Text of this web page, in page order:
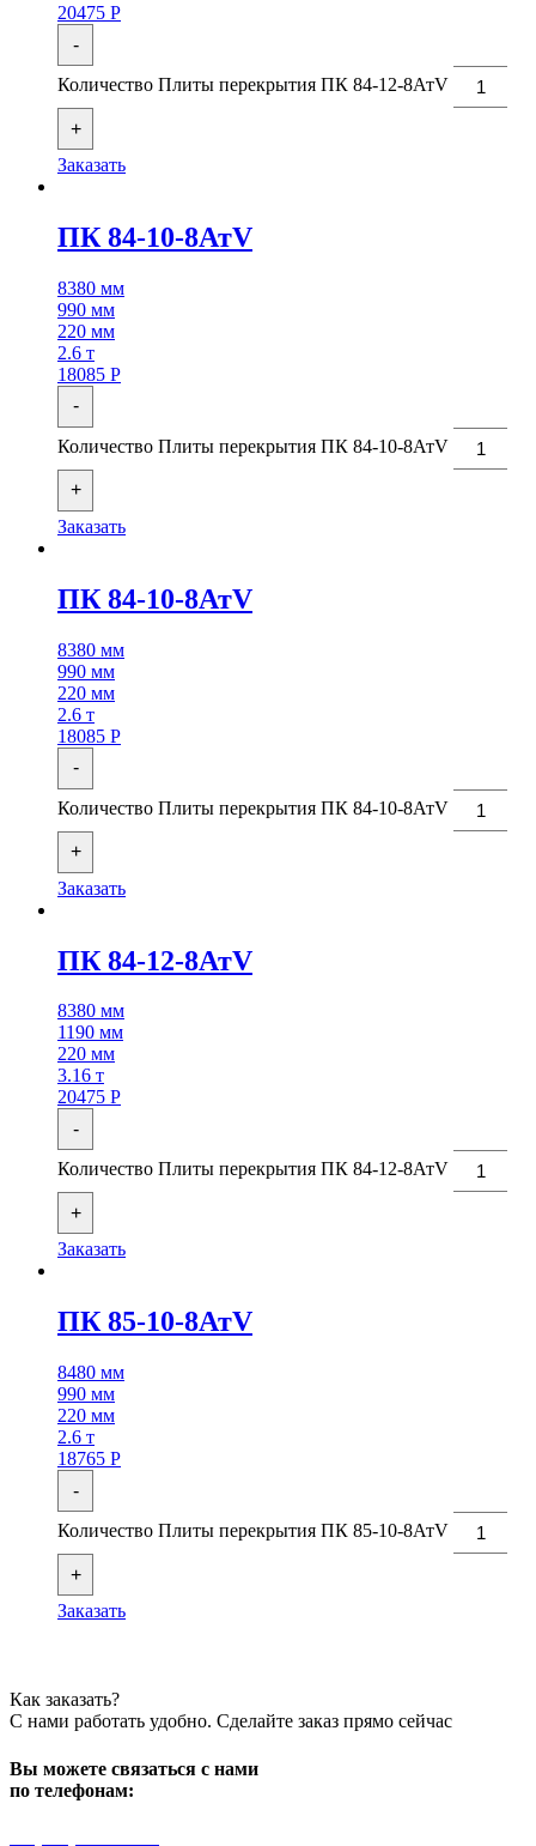
20475 Р
-
Количество Плиты перекрытия ПК 84-12-8АтV
+
Заказать
ПК 84-10-8АтV
8380 мм
990 мм
220 мм
2.6 т
18085 Р
-
Количество Плиты перекрытия ПК 84-10-8АтV
+
Заказать
ПК 84-10-8АтV
8380 мм
990 мм
220 мм
2.6 т
18085 Р
-
Количество Плиты перекрытия ПК 84-10-8АтV
+
Заказать
ПК 84-12-8АтV
8380 мм
1190 мм
220 мм
3.16 т
20475 Р
-
Количество Плиты перекрытия ПК 84-12-8АтV
+
Заказать
ПК 85-10-8АтV
8480 мм
990 мм
220 мм
2.6 т
18765 Р
-
Количество Плиты перекрытия ПК 85-10-8АтV
+
Заказать
Как заказать?
С нами работать удобно. Сделайте заказ прямо сейчас
Вы можете связаться с нами
по телефонам: